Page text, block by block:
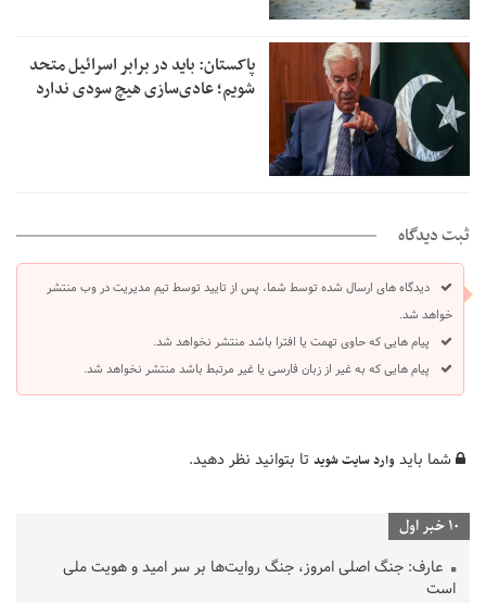
پاکستان: باید در برابر اسرائیل متحد
شویم؛ عادی‌سازی هیچ سودی ندارد
ثبت دیدگاه
دیدگاه های ارسال شده توسط شما، پس از تایید توسط تیم مدیریت در وب منتشر
خواهد شد.
پیام هایی که حاوی تهمت یا افترا باشد منتشر نخواهد شد.
پیام هایی که به غیر از زبان فارسی یا غیر مرتبط باشد منتشر نخواهد شد.
شما باید وارد سایت شوید تا بتوانید نظر دهید.
10 خبر اول
عارف: جنگ اصلی امروز، جنگ روایت‌ها بر سر امید و هویت ملی
است